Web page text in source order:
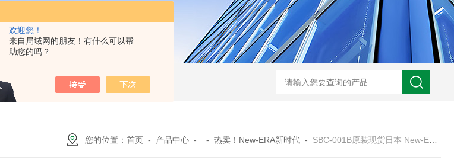
欢迎您！
来自局域网的朋友！有什么可以帮
助您的吗？
您的位置：首页 - 产品中心 - -热卖！New-ERA新时代 - SBC-001B原装现货日本 New-ERA新时代 直流转换器